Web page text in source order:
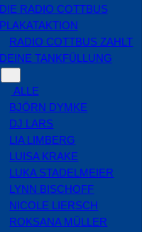
DIE RADIO COTTBUS
PLAKATAKTION
RADIO COTTBUS ZAHLT
DEINE TANKFÜLLUNG
ALLE
BJÖRN DYMKE
DJ LARS
LIA LIMBERG
LUISA KRAKE
LUKA STADELMEIER
LYNN BISCHOFF
NICOLE LIERSCH
ROKSANA MÜLLER